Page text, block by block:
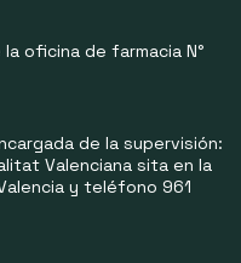
oficina de farmacia N°
de la supervisión:
Valenciana sita en la
y teléfono 961